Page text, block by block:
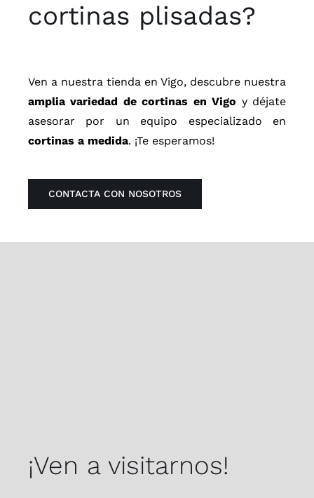
cortinas plisadas?
Ven a nuestra tienda en Vigo, descubre nuestra
amplia variedad de cortinas en Vigo y déjate
asesorar por un equipo especializado en
cortinas a medida. ¡Te esperamos!
CONTACTA CON NOSOTROS
¡Ven a visitarnos!